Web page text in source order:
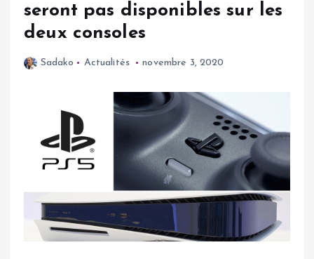
seront pas disponibles sur les
deux consoles
Sadako Actualités novembre 3, 2020